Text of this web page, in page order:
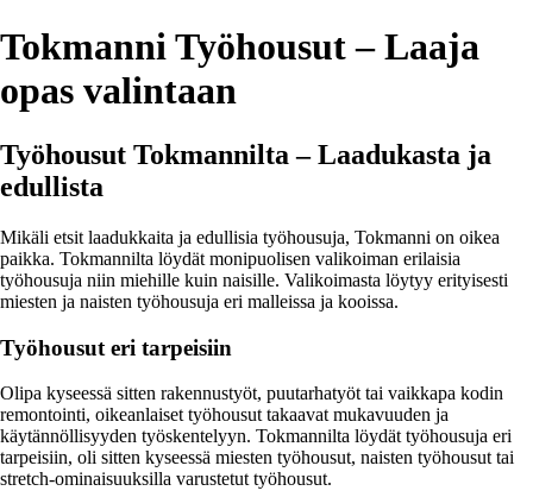
Tokmanni Työhousut – Laaja
opas valintaan
Työhousut Tokmannilta – Laadukasta ja
edullista
Mikäli etsit laadukkaita ja edullisia työhousuja, Tokmanni on oikea
paikka. Tokmannilta löydät monipuolisen valikoiman erilaisia
työhousuja niin miehille kuin naisille. Valikoimasta löytyy erityisesti
miesten ja naisten työhousuja eri malleissa ja kooissa.
Työhousut eri tarpeisiin
Olipa kyseessä sitten rakennustyöt, puutarhatyöt tai vaikkapa kodin
remontointi, oikeanlaiset työhousut takaavat mukavuuden ja
käytännöllisyyden työskentelyyn. Tokmannilta löydät työhousuja eri
tarpeisiin, oli sitten kyseessä miesten työhousut, naisten työhousut tai
stretch-ominaisuuksilla varustetut työhousut.